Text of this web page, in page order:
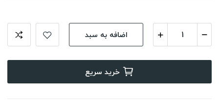
اضافه به سبد
خرید سریع